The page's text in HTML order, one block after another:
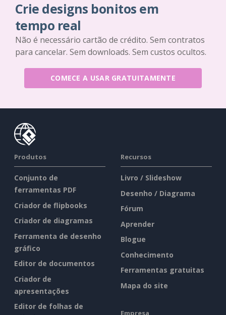
Crie designs bonitos em
tempo real
Não é necessário cartão de crédito. Sem contratos
para cancelar. Sem downloads. Sem custos ocultos.
COMECE A USAR GRATUITAMENTE
Produtos
Conjunto de
ferramentas PDF
Criador de flipbooks
Criador de diagramas
Ferramenta de desenho
gráfico
Editor de documentos
Criador de
apresentações
Editor de folhas de
Recursos
Livro / Slideshow
Desenho / Diagrama
Fórum
Aprender
Blogue
Conhecimento
Ferramentas gratuitas
Mapa do site
Empresa